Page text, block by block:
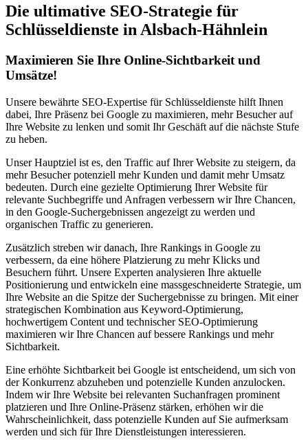
Die ultimative SEO-Strategie für
Schlüsseldienste in Alsbach-Hähnlein
Maximieren Sie Ihre Online-Sichtbarkeit und
Umsätze!
Unsere bewährte SEO-Expertise für Schlüsseldienste hilft Ihnen
dabei, Ihre Präsenz bei Google zu maximieren, mehr Besucher auf
Ihre Website zu lenken und somit Ihr Geschäft auf die nächste Stufe
zu heben.
Unser Hauptziel ist es, den Traffic auf Ihrer Website zu steigern, da
mehr Besucher potenziell mehr Kunden und damit mehr Umsatz
bedeuten. Durch eine gezielte Optimierung Ihrer Website für
relevante Suchbegriffe und Anfragen verbessern wir Ihre Chancen,
in den Google-Suchergebnissen angezeigt zu werden und
organischen Traffic zu generieren.
Zusätzlich streben wir danach, Ihre Rankings in Google zu
verbessern, da eine höhere Platzierung zu mehr Klicks und
Besuchern führt. Unsere Experten analysieren Ihre aktuelle
Positionierung und entwickeln eine massgeschneiderte Strategie, um
Ihre Website an die Spitze der Suchergebnisse zu bringen. Mit einer
strategischen Kombination aus Keyword-Optimierung,
hochwertigem Content und technischer SEO-Optimierung
maximieren wir Ihre Chancen auf bessere Rankings und mehr
Sichtbarkeit.
Eine erhöhte Sichtbarkeit bei Google ist entscheidend, um sich von
der Konkurrenz abzuheben und potenzielle Kunden anzulocken.
Indem wir Ihre Website bei relevanten Suchanfragen prominent
platzieren und Ihre Online-Präsenz stärken, erhöhen wir die
Wahrscheinlichkeit, dass potenzielle Kunden auf Sie aufmerksam
werden und sich für Ihre Dienstleistungen interessieren.